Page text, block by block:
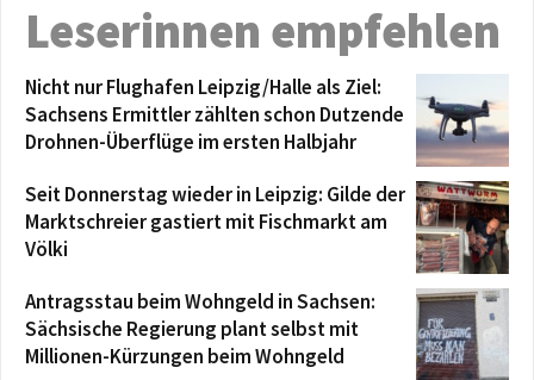
Leserinnen empfehlen
Nicht nur Flughafen Leipzig/Halle als Ziel:
Sachsens Ermittler zählten schon Dutzende
Drohnen-Überflüge im ersten Halbjahr
Seit Donnerstag wieder in Leipzig: Gilde der
Marktschreier gastiert mit Fischmarkt am
Völki
Antragsstau beim Wohngeld in Sachsen:
Sächsische Regierung plant selbst mit
Millionen-Kürzungen beim Wohngeld